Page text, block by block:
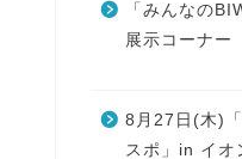
「みんなの
展示コーナー
8月27日(木)
スポ」in イ